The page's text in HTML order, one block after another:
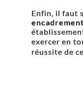
Enfin, il faut
exercer en
réussite de